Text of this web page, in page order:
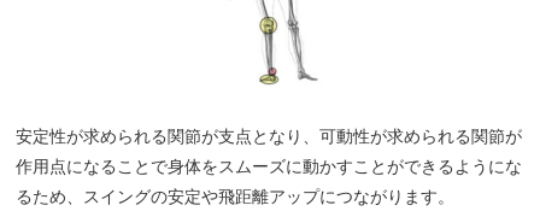
安定性が求められる関節が支点となり、可動性が求められる関節が
作用点になることで身体をスムーズに動かすことができるようにな
るため、スイングの安定や飛距離アップにつながります。